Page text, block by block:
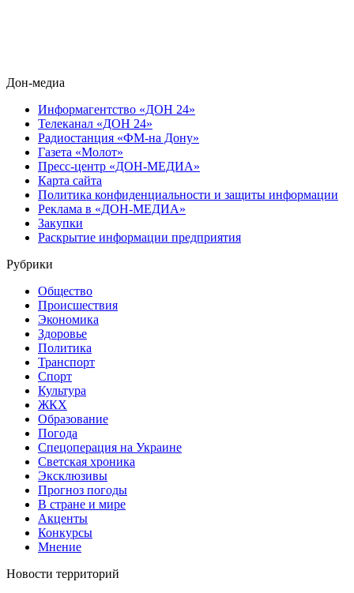
Дон-медиа
Информагентство «ДОН 24»
Телеканал «ДОН 24»
Радиостанция «ФМ-на Дону»
Газета «Молот»
Пресс-центр «ДОН-МЕДИА»
Карта сайта
Политика конфиденциальности и защиты информации
Реклама в «ДОН-МЕДИА»
Закупки
Раскрытие информации предприятия
Рубрики
Общество
Происшествия
Экономика
Здоровье
Политика
Транспорт
Спорт
Культура
ЖКХ
Образование
Погода
Спецоперация на Украине
Светская хроника
Эксклюзивы
Прогноз погоды
В стране и мире
Акценты
Конкурсы
Мнение
Новости территорий